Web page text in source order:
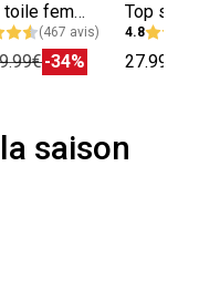
Short en toile femme
(467 avis)
-34%
4.8
27.99€
saison